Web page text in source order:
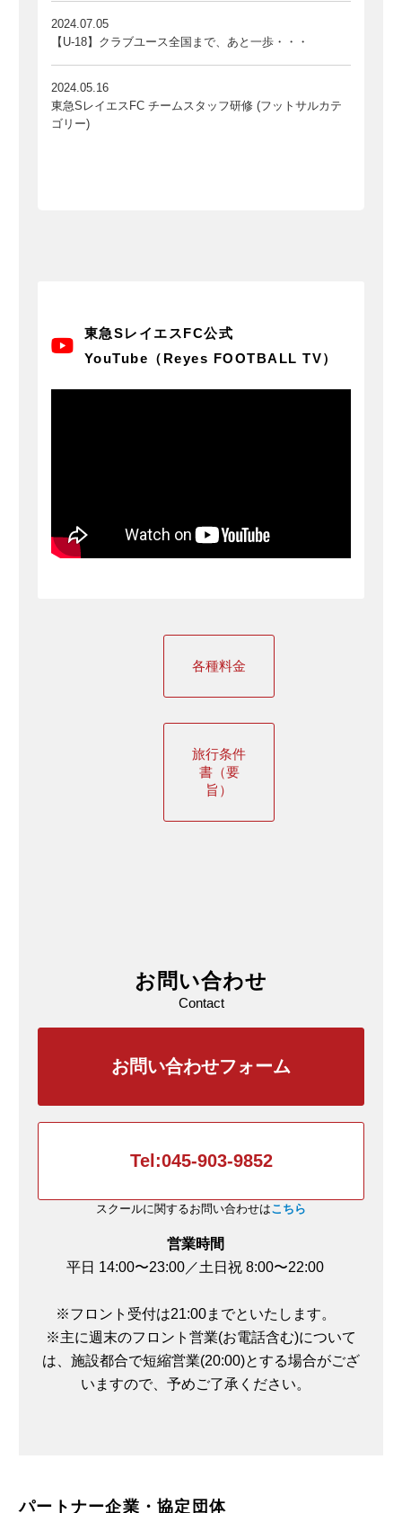
2024.07.05
【U-18】クラブユース全国まで、あと一歩・・・
2024.05.16
東急SレイエスFC チームスタッフ研修 (フットサルカテ
ゴリー)
東急SレイエスFC公式
YouTube（Reyes FOOTBALL TV）
各種料金
旅行条件
書（要
旨）
お問い合わせ
Contact
お問い合わせフォーム
Tel:045-903-9852
スクールに関するお問い合わせはこちら
営業時間
平日 14:00〜23:00／土日祝 8:00〜22:00
※フロント受付は21:00までといたします。
※主に週末のフロント営業(お電話含む)について
は、施設都合で短縮営業(20:00)とする場合がござ
いますので、予めご了承ください。
パートナー企業・協定団体